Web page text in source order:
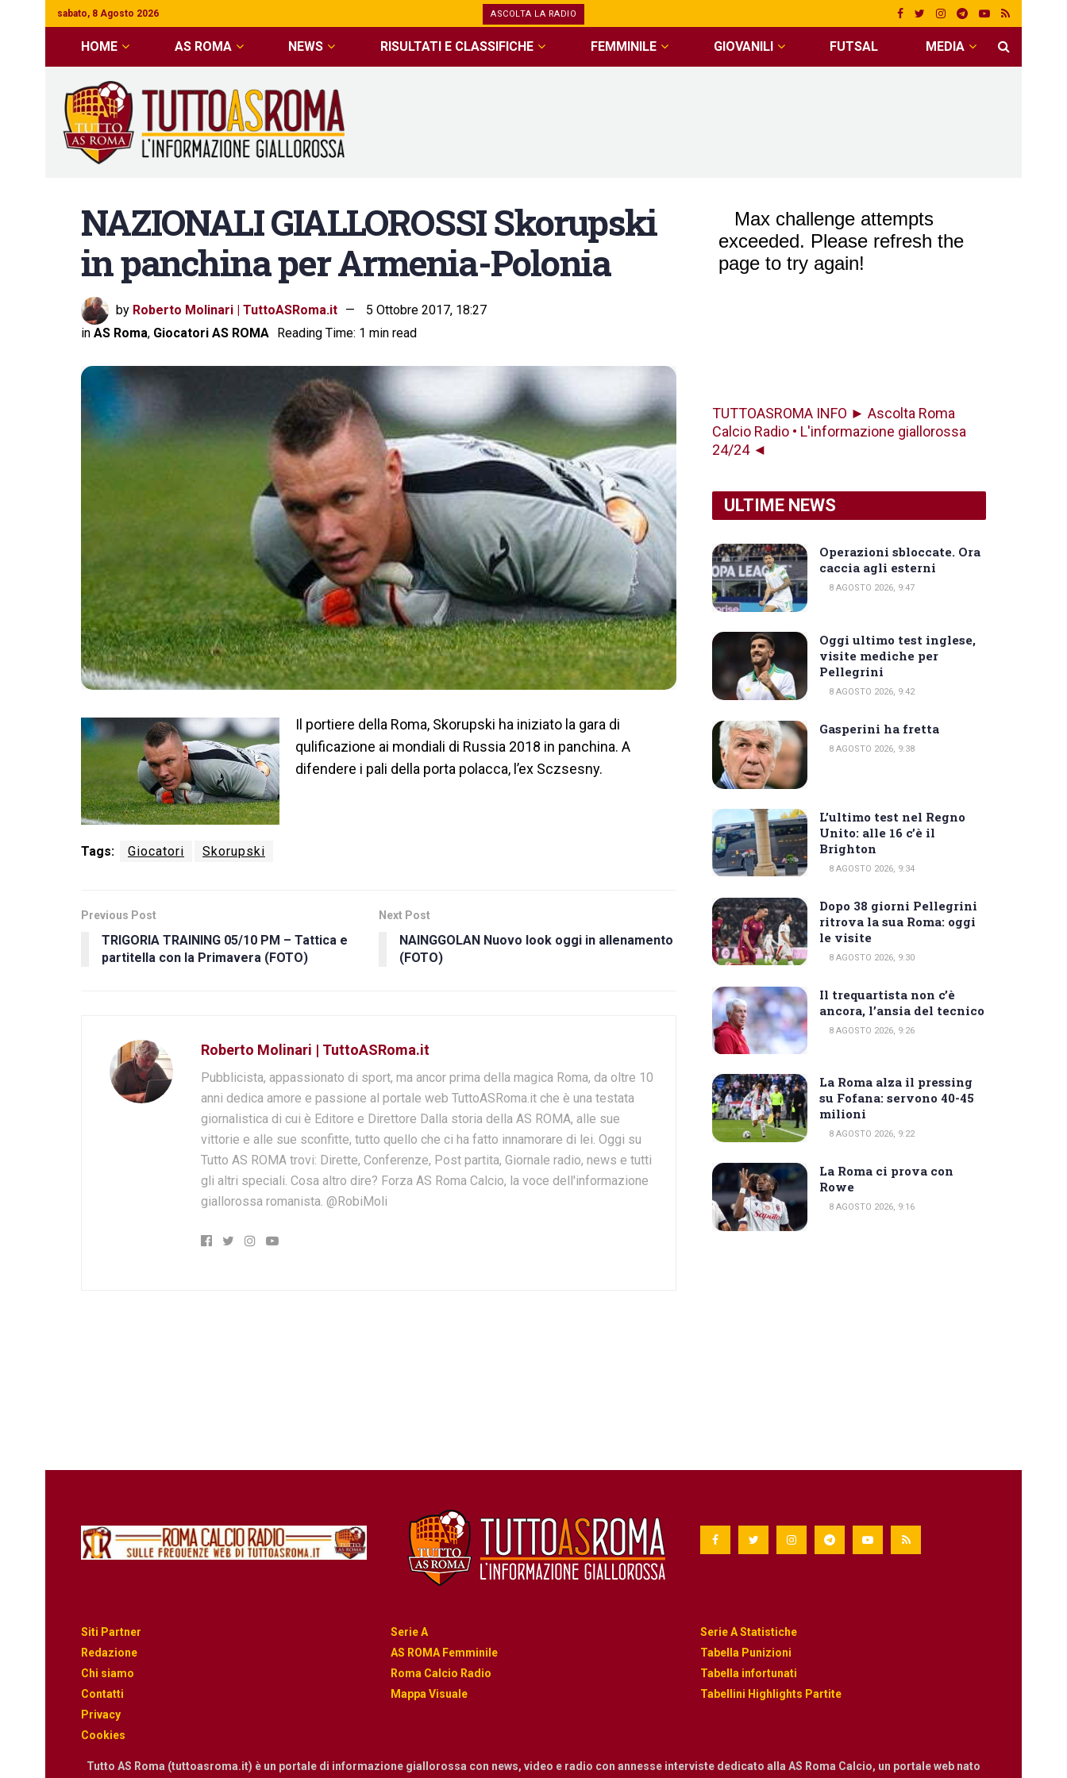
sabato, 8 Agosto 2026 ASCOLTA LA RADIO
HOME AS ROMA NEWS RISULTATI E CLASSIFICHE FEMMINILE GIOVANILI FUTSAL MEDIA
NAZIONALI GIALLOROSSI Skorupski
in panchina per Armenia-Polonia
by Roberto Molinari | TuttoASRoma.it
5 Ottobre 2017, 18:27
in AS Roma, Giocatori AS ROMA Reading Time: 1 min read
Il portiere della Roma, Skorupski ha iniziato la gara di
qulificazione ai mondiali di Russia 2018 in panchina. A
difendere i pali della porta polacca, l’ex Sczsesny.
Tags: Giocatori Skorupski
Previous Post
TRIGORIA TRAINING 05/10 PM – Tattica e
partitella con la Primavera (FOTO)
Next Post
NAINGGOLAN Nuovo look oggi in allenamento
(FOTO)
Roberto Molinari | TuttoASRoma.it
Pubblicista, appassionato di sport, ma ancor prima della magica Roma, da oltre 10
anni dedica amore e passione al portale web TuttoASRoma.it che è una testata
giornalistica di cui è Editore e Direttore Dalla storia della AS ROMA, alle sue
vittorie e alle sue sconfitte, tutto quello che ci ha fatto innamorare di lei. Oggi su
Tutto AS ROMA trovi: Dirette, Conferenze, Post partita, Giornale radio, news e tutti
gli altri speciali. Cosa altro dire? Forza AS Roma Calcio, la voce dell'informazione
giallorossa romanista. @RobiMoli
TUTTOASROMA INFO ► Ascolta Roma
Calcio Radio • L'informazione giallorossa
24/24 ◄
ULTIME NEWS
Operazioni sbloccate. Ora
caccia agli esterni
8 AGOSTO 2026, 9:47
Oggi ultimo test inglese,
visite mediche per
Pellegrini
8 AGOSTO 2026, 9:42
Gasperini ha fretta
8 AGOSTO 2026, 9:38
L’ultimo test nel Regno
Unito: alle 16 c’è il
Brighton
8 AGOSTO 2026, 9:34
Dopo 38 giorni Pellegrini
ritrova la sua Roma: oggi
le visite
8 AGOSTO 2026, 9:30
Il trequartista non c’è
ancora, l’ansia del tecnico
8 AGOSTO 2026, 9:26
La Roma alza il pressing
su Fofana: servono 40-45
milioni
8 AGOSTO 2026, 9:22
La Roma ci prova con
Rowe
8 AGOSTO 2026, 9:16
Siti Partner
Redazione
Chi siamo
Contatti
Privacy
Cookies
Serie A
AS ROMA Femminile
Roma Calcio Radio
Mappa Visuale
Serie A Statistiche
Tabella Punizioni
Tabella infortunati
Tabellini Highlights Partite
Tutto AS Roma (tuttoasroma.it) è un portale di informazione giallorossa con news, video e radio con annesse interviste dedicato alla AS Roma Calcio, un portale web nato